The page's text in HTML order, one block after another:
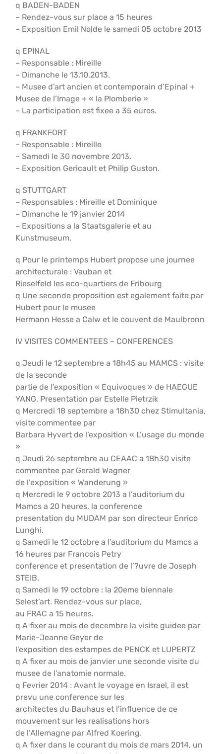
q BADEN-BADEN
– Rendez-vous sur place a 15 heures
– Exposition Emil Nolde le samedi 05 octobre 2013
q EPINAL
– Responsable : Mireille
– Dimanche le 13.10.2013.
– Musee d’art ancien et contemporain d’Epinal +
Musee de l’Image + « la Plomberie »
– La participation est fixee a 35 euros.
q FRANKFORT
– Responsable : Mireille
– Samedi le 30 novembre 2013.
– Exposition Gericault et Philip Guston.
q STUTTGART
– Responsables : Mireille et Dominique
– Dimanche le 19 janvier 2014
– Expositions a la Staatsgalerie et au
Kunstmuseum.
q Pour le printemps Hubert propose une journee
architecturale : Vauban et
Rieselfeld les eco-quartiers de Fribourg
q Une seconde proposition est egalement faite par
Hubert pour le musee
Hermann Hesse a Calw et le couvent de Maulbronn
IV VISITES COMMENTEES – CONFERENCES
q Jeudi le 12 septembre a 18h45 au MAMCS : visite
de la seconde
partie de l’exposition « Equivoques » de HAEGUE
YANG. Presentation par Estelle Pietrzik
q Mercredi 18 septembre a 18h30 chez Stimultania,
visite commentee par
Barbara Hyvert de l’exposition « L’usage du monde
»
q Jeudi 26 septembre au CEAAC a 18h30 visite
commentee par Gerald Wagner
de l’exposition « Wanderung »
q Mercredi le 9 octobre 2013 a l’auditorium du
Mamcs a 20 heures, la conference
presentation du MUDAM par son directeur Enrico
Lunghi.
q Samedi le 12 octobre a l’auditorium du Mamcs a
16 heures par Francois Petry
conference et presentation de l’?uvre de Joseph
STEIB.
q Samedi le 19 octobre : la 20eme biennale
Selest’art. Rendez-vous sur place,
au FRAC a 15 heures.
q A fixer au mois de decembre la visite guidee par
Marie-Jeanne Geyer de
l’exposition des estampes de PENCK et LUPERTZ
q A fixer au mois de janvier une seconde visite du
musee de l’anatomie normale.
q Fevrier 2014 : Avant le voyage en Israel, il est
prevu une conference sur les
architectes du Bauhaus et l’influence de ce
mouvement sur les realisations hors
de l’Allemagne par Alfred Koering.
q A fixer dans le courant du mois de mars 2014, un